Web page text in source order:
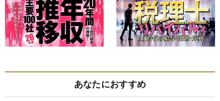
あなたにおすすめ